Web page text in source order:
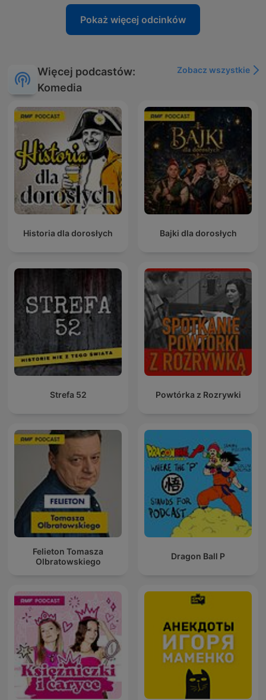
Pokaż więcej odcinków
Więcej podcastów:
Komedia
Zobacz wszystkie
Historia dla dorosłych Bajki dla dorosłych
Strefa 52 Powtórka z Rozrywki
Felieton Tomasza
Olbratowskiego
Dragon Ball P